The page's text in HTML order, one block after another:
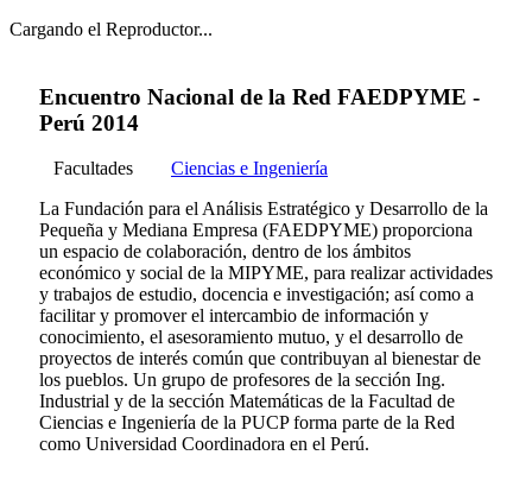
Cargando el Reproductor...
Encuentro Nacional de la Red FAEDPYME -
Perú 2014
Facultades
Ciencias e Ingeniería
La Fundación para el Análisis Estratégico y Desarrollo de la
Pequeña y Mediana Empresa (FAEDPYME) proporciona
un espacio de colaboración, dentro de los ámbitos
económico y social de la MIPYME, para realizar actividades
y trabajos de estudio, docencia e investigación; así como a
facilitar y promover el intercambio de información y
conocimiento, el asesoramiento mutuo, y el desarrollo de
proyectos de interés común que contribuyan al bienestar de
los pueblos. Un grupo de profesores de la sección Ing.
Industrial y de la sección Matemáticas de la Facultad de
Ciencias e Ingeniería de la PUCP forma parte de la Red
como Universidad Coordinadora en el Perú.